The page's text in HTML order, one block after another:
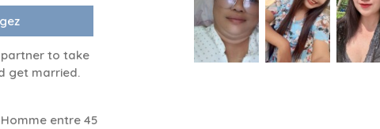
to take
get married.
entre 45